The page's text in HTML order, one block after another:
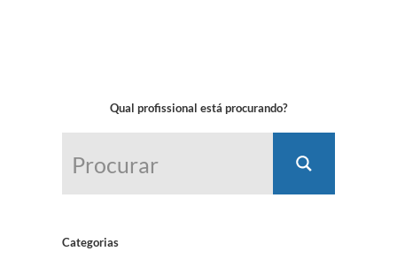
Qual profissional está procurando?
Categorias